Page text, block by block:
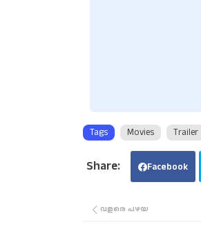
Tags Movies Trailer
Facebook
വളരെ പഴയ